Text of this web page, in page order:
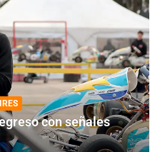
con señales